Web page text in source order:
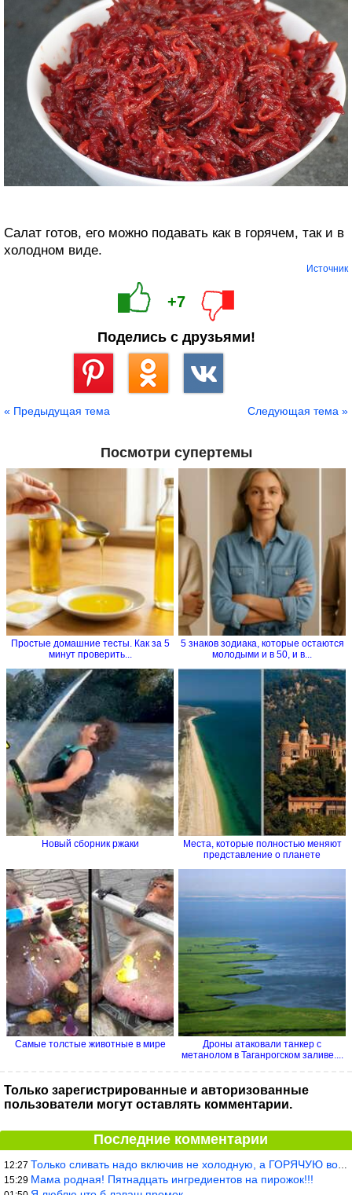
Салат готов, его можно подавать как в горячем, так и в
холодном виде.
Источник
+7
Поделись с друзьями!
« Предыдущая тема Следующая тема »
Посмотри супертемы
Простые домашние тесты. Как за 5
минут проверить...
5 знаков зодиака, которые остаются
молодыми и в 50, и в...
Новый сборник ржаки
Места, которые полностью меняют
представление о планете
Самые толстые животные в мире
Дроны атаковали танкер с
метанолом в Таганрогском заливе....
Только зарегистрированные и авторизованные
пользователи могут оставлять комментарии.
Последние комментарии
12:27 Только сливать надо включив не холодную, а ГОРЯЧУЮ воду. Трубы в
15:29 Мама родная! Пятнадцать ингредиентов на пирожок!!!